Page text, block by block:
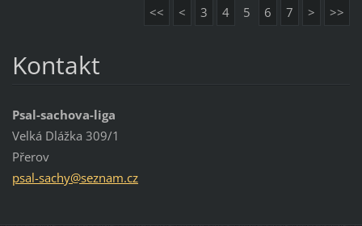
<< < 3 4 5 6 7 > >>
Kontakt
Psal-sachova-liga
Velká Dlážka 309/1
Přerov
psal-sachy@seznam.cz